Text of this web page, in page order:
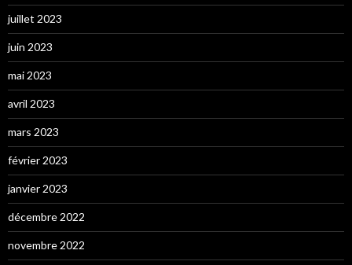
juillet 2023
juin 2023
mai 2023
avril 2023
mars 2023
février 2023
janvier 2023
décembre 2022
novembre 2022